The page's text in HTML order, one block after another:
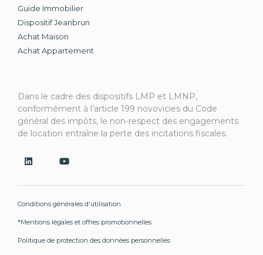
Guide Immobilier
Dispositif Jeanbrun
Achat Maison
Achat Appartement
Dans le cadre des dispositifs LMP et LMNP,
conformément à l’article 199 novovicies du Code
général des impôts, le non-respect des engagements
de location entraîne la perte des incitations fiscales.
Conditions générales d'utilisation
*Mentions légales et offres promotionnelles
Politique de protection des données personnelles